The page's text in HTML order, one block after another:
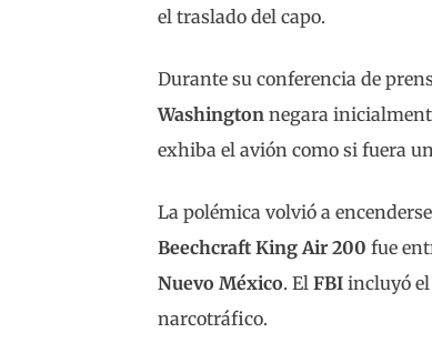
el traslado del capo.
Durante su conferencia de
Washington negara
exhiba el avión como si fuera
La polémica volvió a
Beechcraft King Air 200 fue
Nuevo México. El FBI incluyó
narcotráfico.